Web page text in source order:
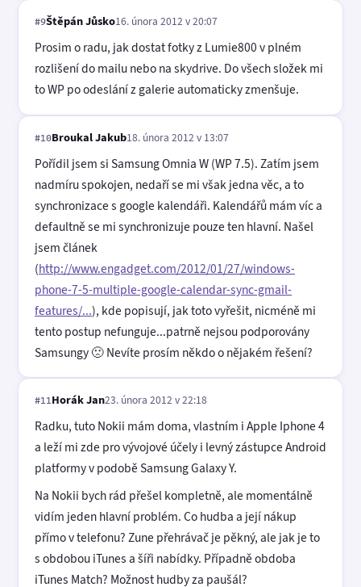
#9Štěpán Jůsko16. února 2012 v 20:07
Prosim o radu, jak dostat fotky z Lumie800 v plném
rozlišení do mailu nebo na skydrive. Do všech složek mi
to WP po odeslání z galerie automaticky zmenšuje.
#10Broukal Jakub18. února 2012 v 13:07
Pořídil jsem si Samsung Omnia W (WP 7.5). Zatím jsem
nadmíru spokojen, nedaří se mi však jedna věc, a to
synchronizace s google kalendáři. Kalendářů mám víc a
defaultně se mi synchronizuje pouze ten hlavní. Našel
jsem článek
(http://www.engadget.com/2012/01/27/windows-
phone-7-5-multiple-google-calendar-sync-gmail-
features/...), kde popisují, jak toto vyřešit, nicméně mi
tento postup nefunguje...patrně nejsou podporovány
Samsungy 🙁 Nevíte prosím někdo o nějakém řešení?
#11Horák Jan23. února 2012 v 22:18
Radku, tuto Nokii mám doma, vlastním i Apple Iphone 4
a leží mi zde pro vývojové účely i levný zástupce Android
platformy v podobě Samsung Galaxy Y.
Na Nokii bych rád přešel kompletně, ale momentálně
vidím jeden hlavní problém. Co hudba a její nákup
přímo v telefonu? Zune přehrávač je pěkný, ale jak je to
s obdobou iTunes a šíři nabídky. Případně obdoba
iTunes Match? Možnost hudby za paušál?